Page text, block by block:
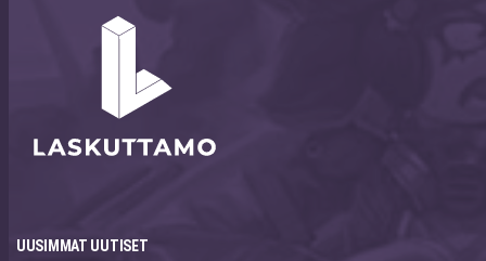
UUSIMMAT UUTISET